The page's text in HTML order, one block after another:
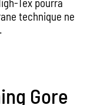
technique ne
Gore